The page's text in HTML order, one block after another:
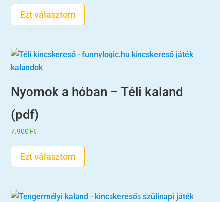
-
8.900 Ft
Ezt választom
Nyomok a hóban – Téli kaland
(pdf)
7.900 Ft
Ezt választom